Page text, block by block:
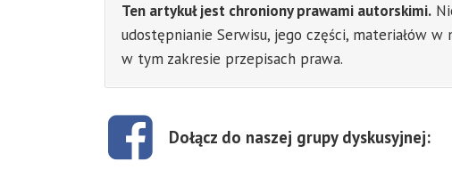
Ten artykuł jest chroniony prawami autorskimi.
udostępnianie Serwisu, jego części, materiałów
w tym zakresie przepisach prawa.
Dołącz do naszej grupy dyskusyjnej: